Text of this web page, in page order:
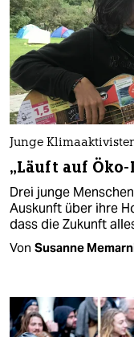
Junge
„Läuft auf
Drei junge
Auskunft über ihre
dass die Zukunft
Von Susanne